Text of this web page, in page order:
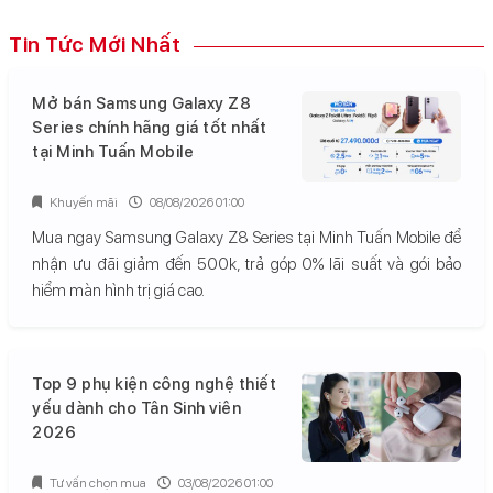
Tin Tức Mới Nhất
Mở bán Samsung Galaxy Z8
Series chính hãng giá tốt nhất
tại Minh Tuấn Mobile
Mua ngay Samsung Galaxy Z8 Series tại Minh Tuấn Mobile để
nhận ưu đãi giảm đến 500k, trả góp 0% lãi suất và gói bảo
hiểm màn hình trị giá cao.
Khuyến mãi 08/08/2026 01:00
Top 9 phụ kiện công nghệ thiết
yếu dành cho Tân Sinh viên
2026
Tư vấn chọn mua 03/08/2026 01:00